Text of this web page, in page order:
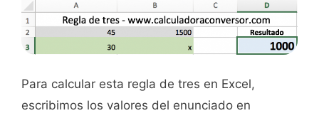
Para calcular esta regla de tres en Excel,
escribimos los valores del enunciado en